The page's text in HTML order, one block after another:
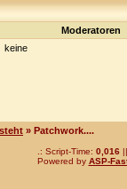
Moderatoren
keine
» Patchwork....
.: Script-Time: 0,016||
Powered by ASP-